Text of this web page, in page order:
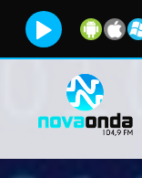
|Apresentador: